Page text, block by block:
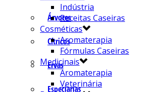
Árvores
Cítricos
Ervas
Especiarias
Indústria
Receitas Caseiras
Cosméticas
Aromaterapia
Fórmulas Caseiras
Medicinais
Aromaterapia
Veterinária